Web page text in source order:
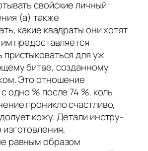
свойские личный
(а) также
какие квадраты они хотят
предоставляется
для уж
битве, созданному
Это отношение
одно % после 74 %. коль
проникло счастливо,
кожу. Детали инстру­
равным образом